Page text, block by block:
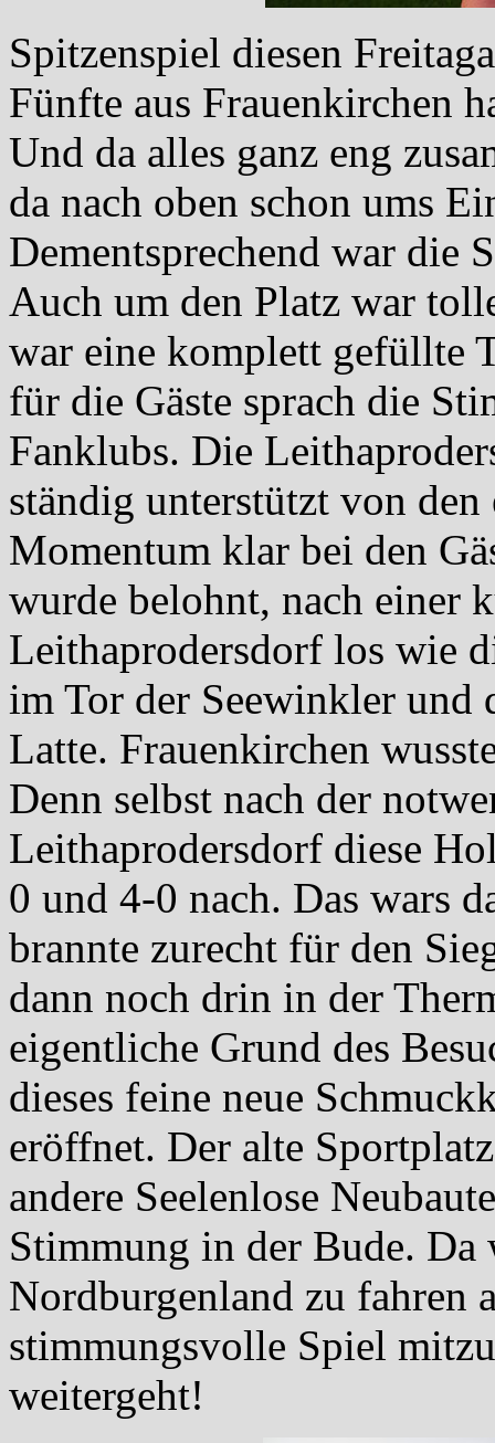
Spitzenspiel diesen
Fünfte aus Frauenkirchen
Und da alles ganz eng
da nach oben schon ums
Dementsprechend war die
Auch um den Platz war
war eine komplett gefüllte
für die Gäste sprach die
Fanklubs. Die
ständig unterstützt von den
Momentum klar bei den
wurde belohnt, nach einer
Leithaprodersdorf los wie
im Tor der Seewinkler und
Latte. Frauenkirchen
Denn selbst nach der
Leithaprodersdorf diese
0 und 4-0 nach. Das wars
brannte zurecht für den
dann noch drin in der
eigentliche Grund des
dieses feine neue
eröffnet. Der alte
andere Seelenlose
Stimmung in der Bude.
Nordburgenland zu fahren
stimmungsvolle Spiel
weitergeht!